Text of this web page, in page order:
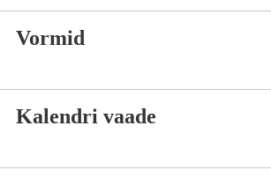
Vormid
Kalendri vaade